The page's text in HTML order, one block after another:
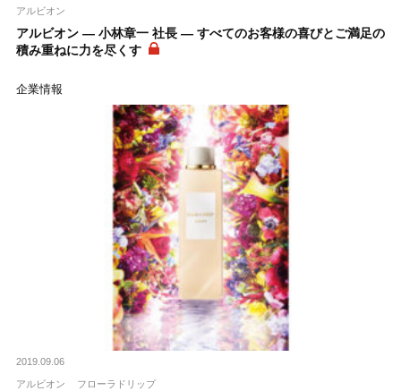
アルビオン
アルビオン ― 小林章一 社長 ― すべてのお客様の喜びとご満足の
積み重ねに力を尽くす
企業情報
2019.09.06
アルビオン フローラドリップ